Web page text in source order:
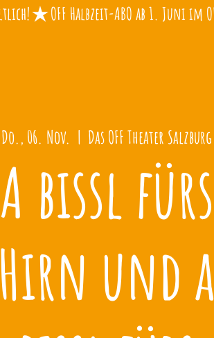
Do., 06. Nov.
  |
Das OFF Theater Salzburg
A bissl fürs
Hirn und a